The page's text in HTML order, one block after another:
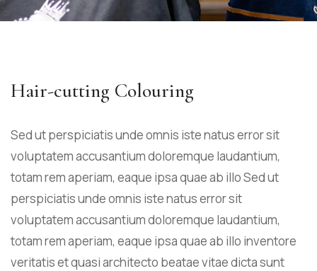
Hair-cutting Colouring
Sed ut perspiciatis unde omnis iste natus error sit
voluptatem accusantium doloremque laudantium,
totam rem aperiam, eaque ipsa quae ab illo Sed ut
perspiciatis unde omnis iste natus error sit
voluptatem accusantium doloremque laudantium,
totam rem aperiam, eaque ipsa quae ab illo inventore
veritatis et quasi architecto beatae vitae dicta sunt